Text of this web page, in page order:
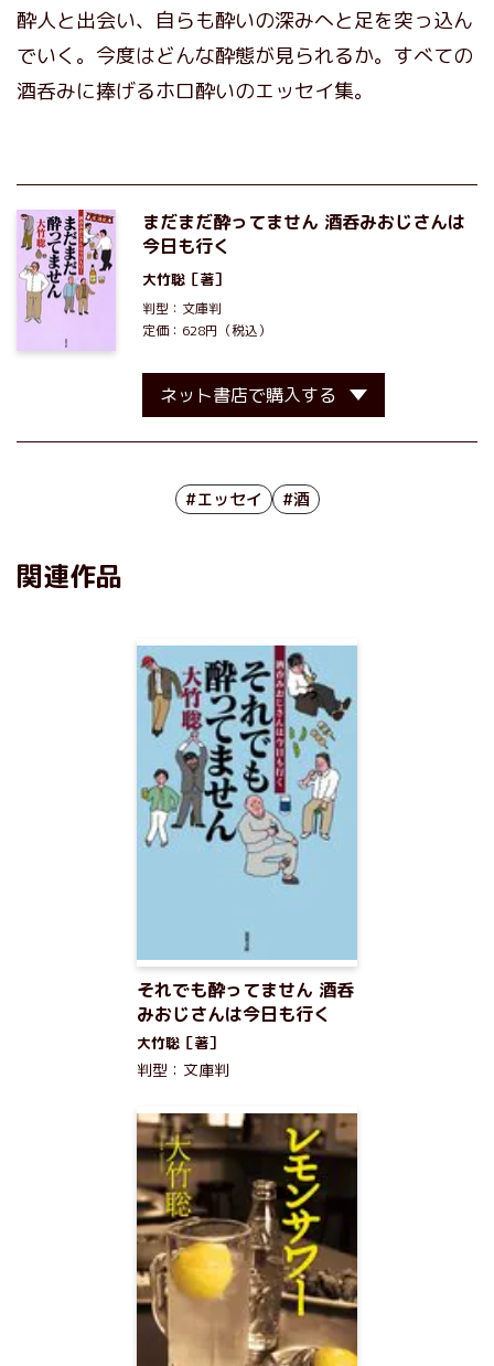
酔人と出会い、自らも酔いの深みへと足を突っ込ん
でいく。今度はどんな酔態が見られるか。すべての
酒呑みに捧げるホロ酔いのエッセイ集。
まだまだ酔ってません 酒呑みおじさんは
今日も行く
大竹聡 ［著］
判型：文庫判
定価：628円（税込）
ネット書店で購入する
#エッセイ #酒
関連作品
それでも酔ってません 酒呑
みおじさんは今日も行く
大竹聡［著］
判型：文庫判